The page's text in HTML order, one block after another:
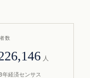
数
人
年経済センサス